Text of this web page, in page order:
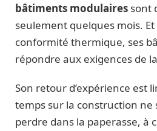
bâtiments modulaires sont
seulement quelques mois.
conformité thermique, ses
répondre aux exigences de
Son retour d’expérience est
temps sur la construction ne
perdre dans la paperasse, à